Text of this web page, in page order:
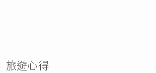
旅遊心得